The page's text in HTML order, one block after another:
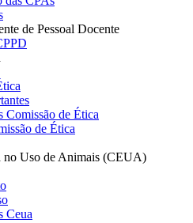
de Pessoal Docente
Comissão de Ética
de Ética
no Uso de Animais (CEUA)
Ceua